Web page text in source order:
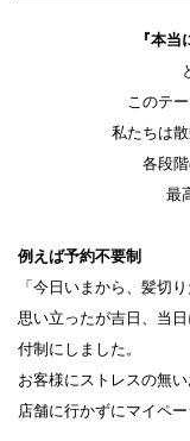
『本
このテ
私たちは
各段
最
例えば予約不要制
「今日いまから、髪切り
思い立ったが吉日、当
付制にしました。
お客様にストレスの無
店舗に行かずにマイペー